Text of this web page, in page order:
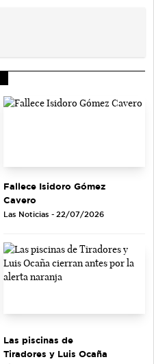
Fallece Isidoro Gómez
Cavero
Las Noticias - 22/07/2026
Las piscinas de
Tiradores y Luis Ocaña